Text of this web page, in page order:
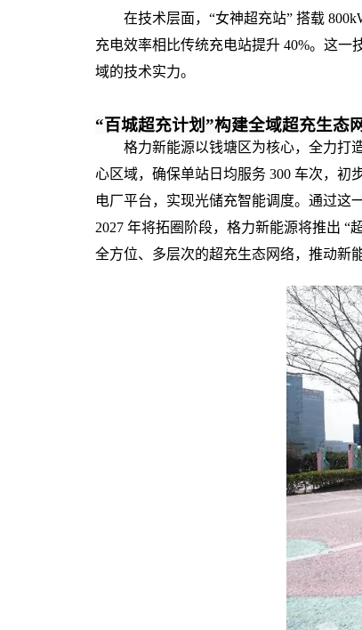
在技术层面，“女神超充站” 搭载
充电效率相比传统充电站提升 40%。这
域的技术实力。
“百城超充计划”构建全域超充生态
格力新能源以钱塘区为核心，全力打
心区域，确保单站日均服务 300 车次，初
电厂平台，实现光储充智能调度。通过这
2027 年将拓圈阶段，格力新能源将推出 “
全方位、多层次的超充生态网络，推动新